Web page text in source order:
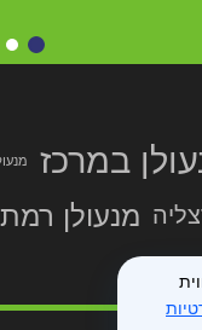
במרכז
מנעולן רמת